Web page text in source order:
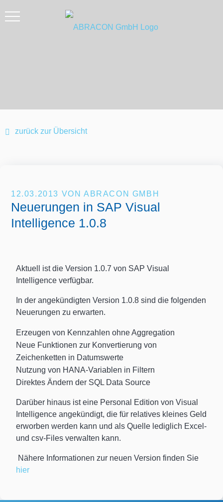
zurück zur Übersicht
12.03.2013 VON ABRACON GMBH
Neuerungen in SAP Visual
Intelligence 1.0.8
Aktuell ist die Version 1.0.7 von SAP Visual
Intelligence verfügbar.
In der angekündigten Version 1.0.8 sind die folgenden
Neuerungen zu erwarten.
Erzeugen von Kennzahlen ohne Aggregation
Neue Funktionen zur Konvertierung von
Zeichenketten in Datumswerte
Nutzung von HANA-Variablen in Filtern
Direktes Ändern der SQL Data Source
Darüber hinaus ist eine Personal Edition von Visual
Intelligence angekündigt, die für relatives kleines Geld
erworben werden kann und als Quelle lediglich Excel-
und csv-Files verwalten kann.
Nähere Informationen zur neuen Version finden Sie
hier